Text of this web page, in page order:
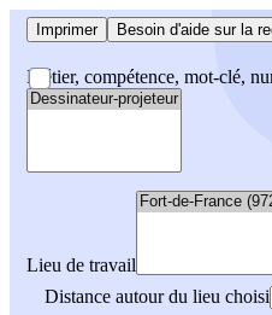
Imprimer Besoin d'aide sur la
Métier, compétence, mot-clé,
Lieu de travail
Distance autour du lieu choisi